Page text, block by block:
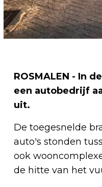
ROSMALEN - In
een autobedrijf
uit.
De toegesnelde
auto's stonden
ook
de hitte van het